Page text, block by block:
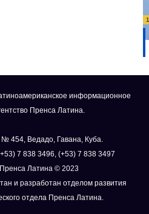
информационное
Пренса Латина.
№ 454, Ведадо, Гавана, Куба.
7 838 3496, (+53) 7 838 3497
Пренса Латина © 2023
и разработан отделом развития
отдела Пренса Латина.